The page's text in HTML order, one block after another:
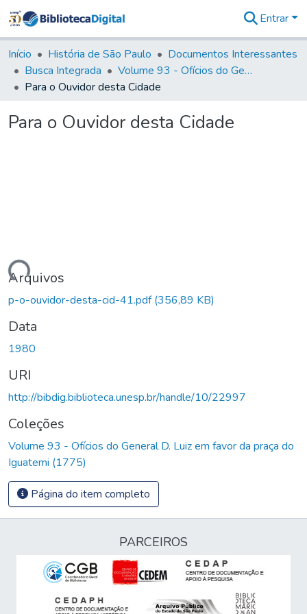
&
Coleções
Tudo na
Biblioteca
Estatísticas
Entrar
Início História de São Paulo
Documentos Interessantes
Busca Integrada
Volume 93 - Ofícios do General D. Luiz em favor da praça do Iguatemi (1775)
Para o Ouvidor desta Cidade
Para o Ouvidor desta Cidade
Arquivos
p-o-ouvidor-desta-cid-41.pdf(356,89 KB)
Data
1980
URI
http://bibdig.biblioteca.unesp.br/handle/10/22997
Coleções
Volume 93 - Ofícios do General D. Luiz em favor da praça do
Iguatemi (1775)
Página do item completo
PARCEIROS